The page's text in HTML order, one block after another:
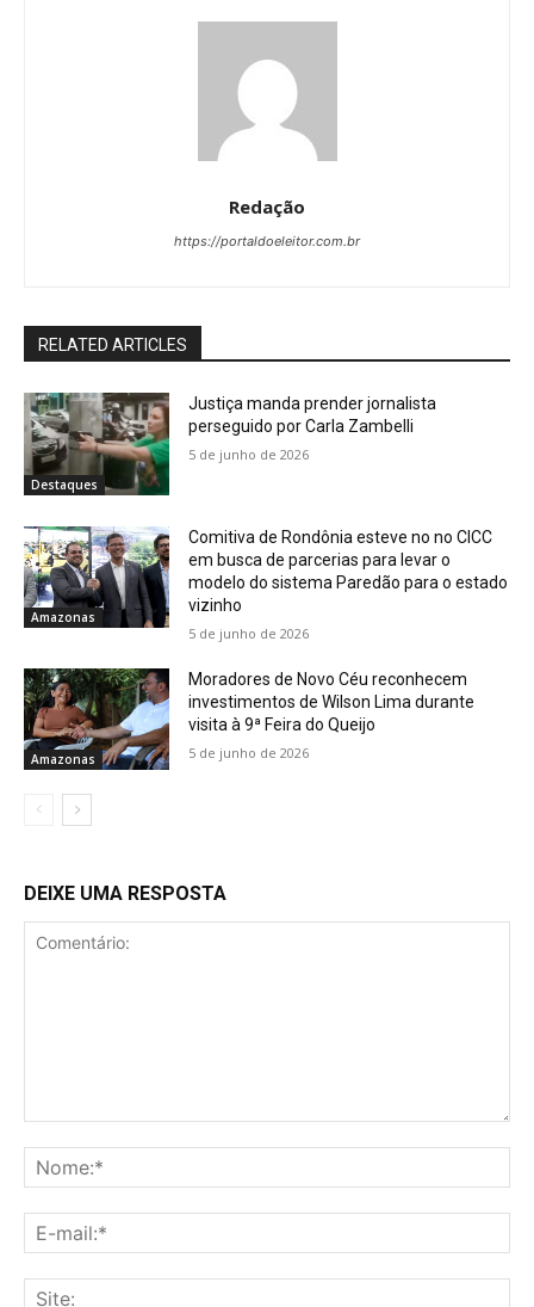
Redação
https://portaldoeleitor.com.br
RELATED ARTICLES
Destaques
Justiça manda prender jornalista
perseguido por Carla Zambelli
5 de junho de 2026
Amazonas
Comitiva de Rondônia esteve no no CICC
em busca de parcerias para levar o
modelo do sistema Paredão para o estado
vizinho
5 de junho de 2026
Amazonas
Moradores de Novo Céu reconhecem
investimentos de Wilson Lima durante
visita à 9ª Feira do Queijo
5 de junho de 2026
DEIXE UMA RESPOSTA